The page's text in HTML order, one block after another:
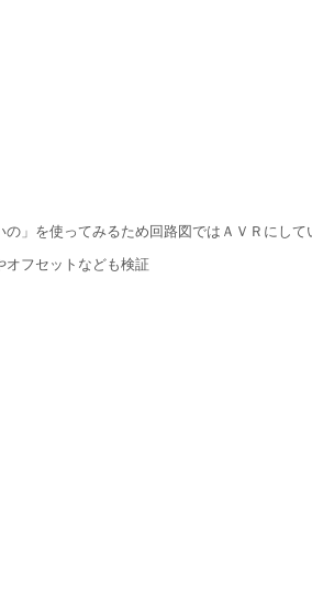
」を使ってみるため回路図ではＡＶＲにして
オフセットなども検証